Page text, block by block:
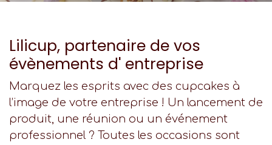
Lilicup, partenaire de vos
évènements d' entreprise
Marquez les esprits avec des cupcakes à
l’image de votre entreprise ! Un lancement de
produit, une réunion ou un événement
professionnel ? Toutes les occasions sont